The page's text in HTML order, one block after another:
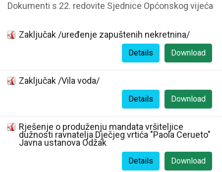
Dokumenti s 22. redovite Sjednice Općonskog vijeća
Zaključak /uređenje zapuštenih nekretnina/
Download
Details
Zaključak /Vila voda/
Download
Details
Rješenje o produženju mandata vršiteljice
dužnosti ravnatelja Dječjeg vrtića "Paola Cerueto"
Javna ustanova Odžak
Download
Details